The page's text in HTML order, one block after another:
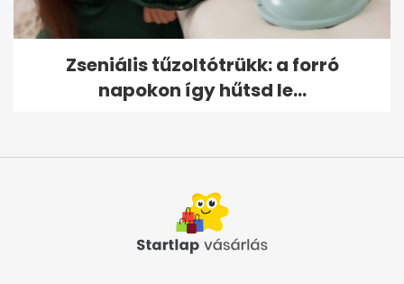
Zseniális tűzoltótrükk: a forró
napokon így hűtsd le...